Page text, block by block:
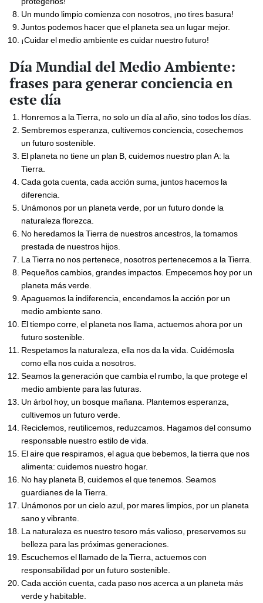
Un mundo limpio comienza con nosotros, ¡no tires basura!
Juntos podemos hacer que el planeta sea un lugar mejor.
¡Cuidar el medio ambiente es cuidar nuestro futuro!
Día Mundial del Medio Ambiente:
frases para generar conciencia en
este día
Honremos a la Tierra, no solo un día al año, sino todos los días.
Sembremos esperanza, cultivemos conciencia, cosechemos
un futuro sostenible.
El planeta no tiene un plan B, cuidemos nuestro plan A: la
Tierra.
Cada gota cuenta, cada acción suma, juntos hacemos la
diferencia.
Unámonos por un planeta verde, por un futuro donde la
naturaleza florezca.
No heredamos la Tierra de nuestros ancestros, la tomamos
prestada de nuestros hijos.
La Tierra no nos pertenece, nosotros pertenecemos a la Tierra.
Pequeños cambios, grandes impactos. Empecemos hoy por un
planeta más verde.
Apaguemos la indiferencia, encendamos la acción por un
medio ambiente sano.
El tiempo corre, el planeta nos llama, actuemos ahora por un
futuro sostenible.
Respetamos la naturaleza, ella nos da la vida. Cuidémosla
como ella nos cuida a nosotros.
Seamos la generación que cambia el rumbo, la que protege el
medio ambiente para las futuras.
Un árbol hoy, un bosque mañana. Plantemos esperanza,
cultivemos un futuro verde.
Reciclemos, reutilicemos, reduzcamos. Hagamos del consumo
responsable nuestro estilo de vida.
El aire que respiramos, el agua que bebemos, la tierra que nos
alimenta: cuidemos nuestro hogar.
No hay planeta B, cuidemos el que tenemos. Seamos
guardianes de la Tierra.
Unámonos por un cielo azul, por mares limpios, por un planeta
sano y vibrante.
La naturaleza es nuestro tesoro más valioso, preservemos su
belleza para las próximas generaciones.
Escuchemos el llamado de la Tierra, actuemos con
responsabilidad por un futuro sostenible.
Cada acción cuenta, cada paso nos acerca a un planeta más
verde y habitable.